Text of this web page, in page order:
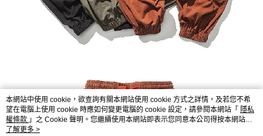
本網站中使用 cookie，欲查詢有關本網站使用 cookie 方式之詳情，及若您不希
望在電腦上使用 cookie 時應如何變更電腦的 cookie 設定，請參閱本網站「 隱私
權條款 」之 Cookie 聲明。您繼續使用本網站即表示您同意本公司得按本網站使
用條款之 Cookie 聲明使用 cookie。
了解更多 >